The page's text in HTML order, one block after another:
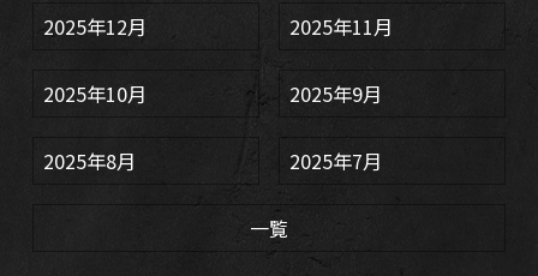
2025年12月 2025年11月
2025年10月 2025年9月
2025年8月 2025年7月
一覧